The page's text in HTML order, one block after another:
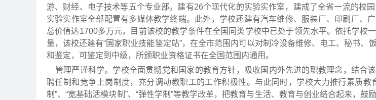
游、财经、电子技术等五个专业部。建有26个现代化的实验实作室，建成了全省一流的校园
实验实作室全部配置有多媒体教学终端。此外，学校还建有汽车维修、服装厂、印刷厂、
总价值达1700多万元，目前该校的教学条件在全国同类学校中已处于领先水平。依托学校
量，该校还建有“国家职业技能鉴定站”，在全市范围内可以对制冷设备维修、电工、秘书、
和鉴定，可鉴定到中级，所颁职业资格证书在全国范围内通用。
管理严谨科学。学校全面贯彻党和国家的教育方针，吸收国内外先进的职教理念，结合
聘任制和竞争上岗制度，充分调动教职工的工作积极性。与此同时，学校大力推行素质教
制”、“宽基础活模块制”、“弹性学制”等教学改革，把教育与生活、教育与创业结合起来，鼓